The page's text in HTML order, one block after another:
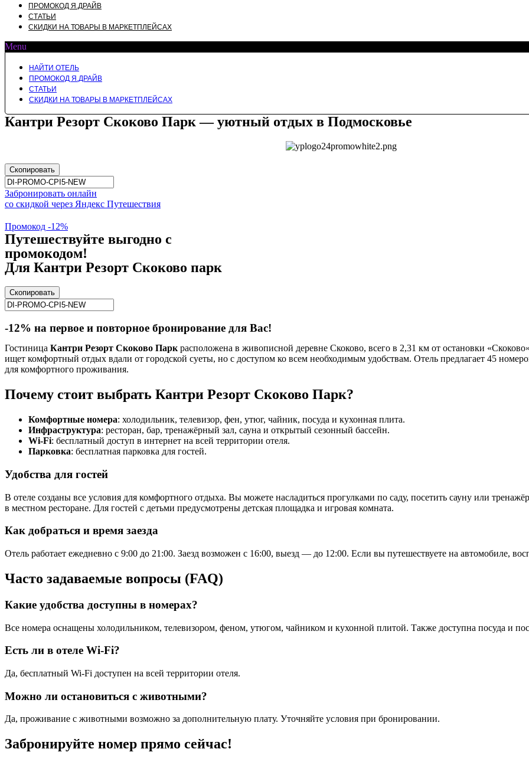
ПРОМОКОД Я.ДРАЙВ
СТАТЬИ
СКИДКИ НА ТОВАРЫ В МАРКЕТПЛЕЙСАХ
Menu
НАЙТИ ОТЕЛЬ
ПРОМОКОД Я.ДРАЙВ
СТАТЬИ
СКИДКИ НА ТОВАРЫ В МАРКЕТПЛЕЙСАХ
Кантри Резорт Скоково Парк — уютный отдых в Подмосковье
Скопировать
Забронировать онлайн
со скидкой через Яндекс Путешествия
Промокод -12%
Путешествуйте выгодно с
промокодом!
Для Кантри Резорт Скоково парк
Скопировать
-12% на первое и повторное бронирование для Вас!
Гостиница Кантри Резорт Скоково Парк расположена в живописной деревне Скоково, всего в 2,31 км от остановки
ищет комфортный отдых вдали от городской суеты, но с доступом ко всем необходимым удобствам. Отель предлагает 45
для комфортного проживания.
Почему стоит выбрать Кантри Резорт Скоково Парк?
Комфортные номера: холодильник, телевизор, фен, утюг, чайник, посуда и кухонная плита.
Инфраструктура: ресторан, бар, тренажёрный зал, сауна и открытый сезонный бассейн.
Wi-Fi: бесплатный доступ в интернет на всей территории отеля.
Парковка: бесплатная парковка для гостей.
Удобства для гостей
В отеле созданы все условия для комфортного отдыха. Вы можете насладиться прогулками по саду, посетить сауну или
в местном ресторане. Для гостей с детьми предусмотрены детская площадка и игровая комната.
Как добраться и время заезда
Отель работает ежедневно с 9:00 до 21:00. Заезд возможен с 16:00, выезд — до 12:00. Если вы путешествуете на автомобиле,
Часто задаваемые вопросы (FAQ)
Какие удобства доступны в номерах?
Все номера оснащены холодильником, телевизором, феном, утюгом, чайником и кухонной плитой. Также доступна посуда и
Есть ли в отеле Wi-Fi?
Да, бесплатный Wi-Fi доступен на всей территории отеля.
Можно ли остановиться с животными?
Да, проживание с животными возможно за дополнительную плату. Уточняйте условия при бронировании.
Забронируйте номер прямо сейчас!